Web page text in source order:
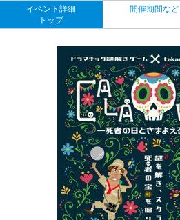
イベント詳細
トップ
開催期間など